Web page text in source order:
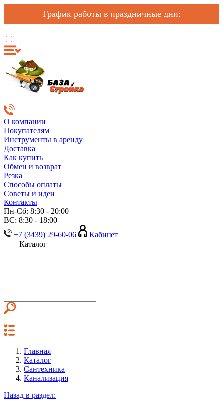
График работы в праздничные дни:
О компании
Покупателям
Инструменты в аренду
Доставка
Как купить
Обмен и возврат
Резка
Способы оплаты
Советы и идеи
Контакты
Пн-Сб: 8:30 - 20:00
ВС: 8:30 - 18:00
+7 (3439) 29-60-06
Кабинет
Каталог
Главная
Каталог
Сантехника
Канализация
Назад в раздел: